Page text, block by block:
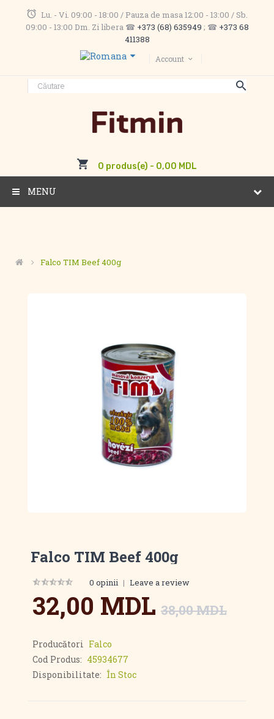
Lu. - Vi. 09:00 - 18:00 / Pauza de masa 12:00 - 13:00 / Sb.
09:00 - 13:00 Dm. Zi libera ☎ +373 (68) 635949 ; ☎ +373 68
411388
Account
0 produs(e) - 0,00 MDL
MENU
Falco TIM Beef 400g
Falco TIM Beef 400g
0 opinii | Leave a review
32,00 MDL 38,00 MDL
Producători Falco
Cod Produs: 45934677
Disponibilitate: În Stoc